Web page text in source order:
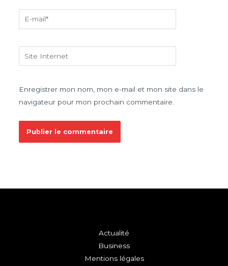
mail*
Site
Internet
Enregistrer mon nom, mon e-mail et mon site dans le
navigateur pour mon prochain commentaire.
Actualité
Business
Mentions légales